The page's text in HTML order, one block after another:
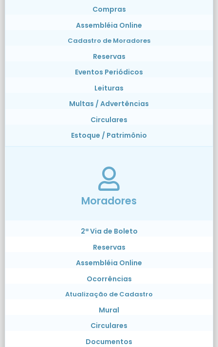
Compras
Assembléia Online
Cadastro de Moradores
Reservas
Eventos Periódicos
Leituras
Multas / Advertências
Circulares
Estoque / Patrimônio
Moradores
2ª Via de Boleto
Reservas
Assembléia Online
Ocorrências
Atualização de Cadastro
Mural
Circulares
Documentos